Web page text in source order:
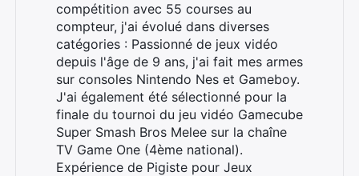
compétition avec 55 courses au
compteur, j'ai évolué dans diverses
catégories : Passionné de jeux vidéo
depuis l'âge de 9 ans, j'ai fait mes armes
sur consoles Nintendo Nes et Gameboy.
J'ai également été sélectionné pour la
finale du tournoi du jeu vidéo Gamecube
Super Smash Bros Melee sur la chaîne
TV Game One (4ème national).
Expérience de Pigiste pour Jeux